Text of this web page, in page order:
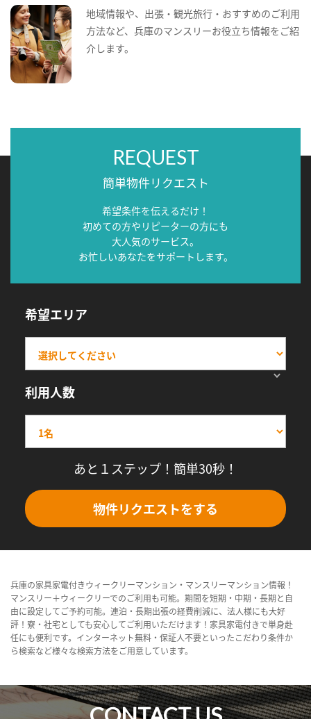
地域情報や、出張・観光旅行・おすすめのご利用
方法など、兵庫のマンスリーお役立ち情報をご紹
介します。
REQUEST
簡単物件リクエスト
希望条件を伝えるだけ！
初めての方やリピーターの方にも
大人気のサービス。
お忙しいあなたをサポートします。
希望エリア
利用人数
あと１ステップ！簡単30秒！
物件リクエストをする
兵庫の家具家電付きウィークリーマンション・マンスリーマンション情報！
マンスリー＋ウィークリーでのご利用も可能。期間を短期・中期・長期と自
由に設定してご予約可能。連泊・長期出張の経費削減に、法人様にも大好
評！寮・社宅としても安心してご利用いただけます！家具家電付きで単身赴
任にも便利です。インターネット無料・保証人不要といったこだわり条件か
ら検索など様々な検索方法をご用意しています。